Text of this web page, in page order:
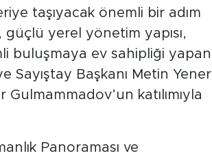
taşıyacak önemli bir adım
güçlü yerel yönetim yapısı,
buluşmaya ev sahipliği yapan
Sayıştay Başkanı Metin Yener
katılımıyla
Panoraması ve